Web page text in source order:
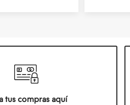
tus compras aquí